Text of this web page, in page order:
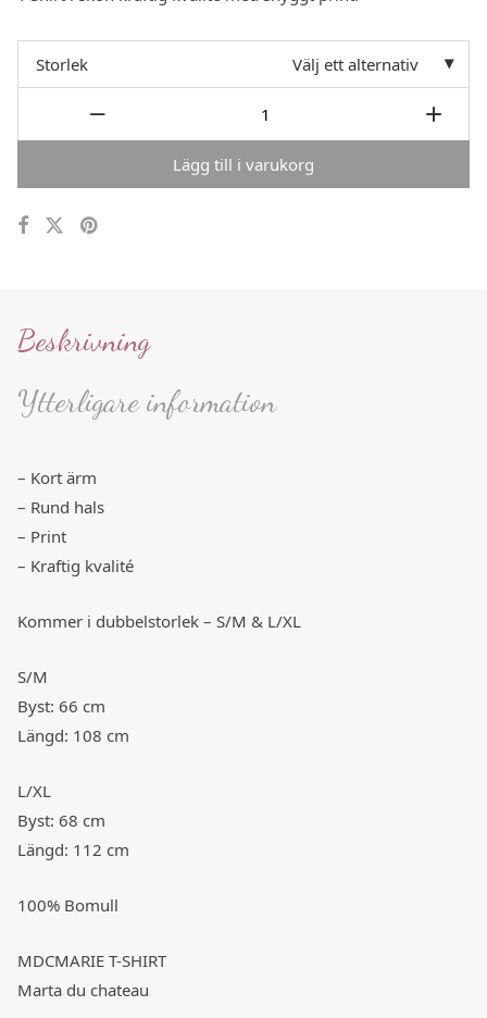
Storlek Välj ett alternativ
Lägg till i varukorg
Beskrivning
Ytterligare information
– Kort ärm
– Rund hals
– Print
– Kraftig kvalité
Kommer i dubbelstorlek – S/M & L/XL
S/M
Byst: 66 cm
Längd: 108 cm
L/XL
Byst: 68 cm
Längd: 112 cm
100% Bomull
MDCMARIE T-SHIRT
Marta du chateau